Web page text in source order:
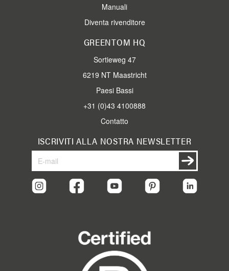
Manuali
Diventa rivenditore
GREENTOM HQ
Sortieweg 47
6219 NT Maastricht
Paesi Bassi
+31 (0)43 4100888
Contatto
ISCRIVITI ALLA NOSTRA NEWSLETTER
nostra
Newsletter
Iscriviti